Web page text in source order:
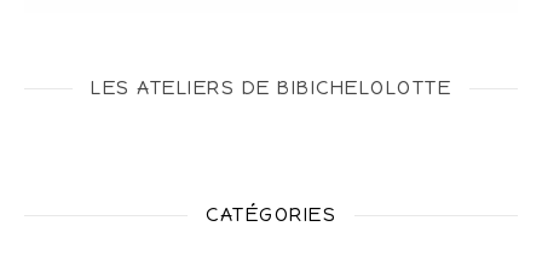
LES ATELIERS DE BIBICHELOLOTTE
CATÉGORIES